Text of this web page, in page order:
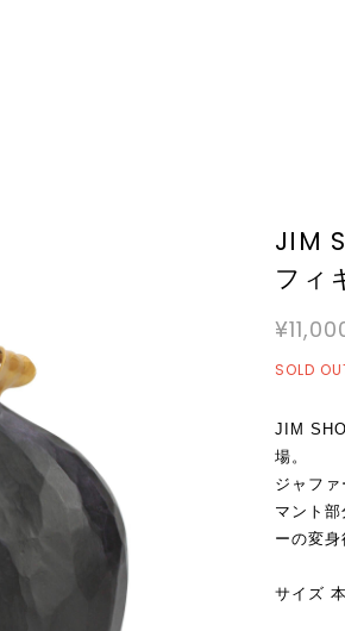
JIM
フィ
SOLD
JIM
場。
ジャフ
マント
ーの変
サイズ
外箱